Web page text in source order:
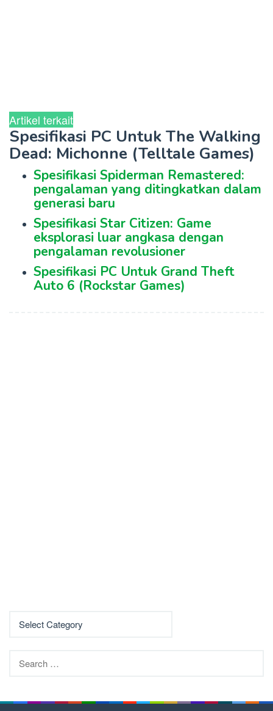
Artikel terkait
Spesifikasi PC Untuk The Walking
Dead: Michonne (Telltale Games)
Spesifikasi Spiderman Remastered:
pengalaman yang ditingkatkan dalam
generasi baru
Spesifikasi Star Citizen: Game
eksplorasi luar angkasa dengan
pengalaman revolusioner
Spesifikasi PC Untuk Grand Theft
Auto 6 (Rockstar Games)
for: